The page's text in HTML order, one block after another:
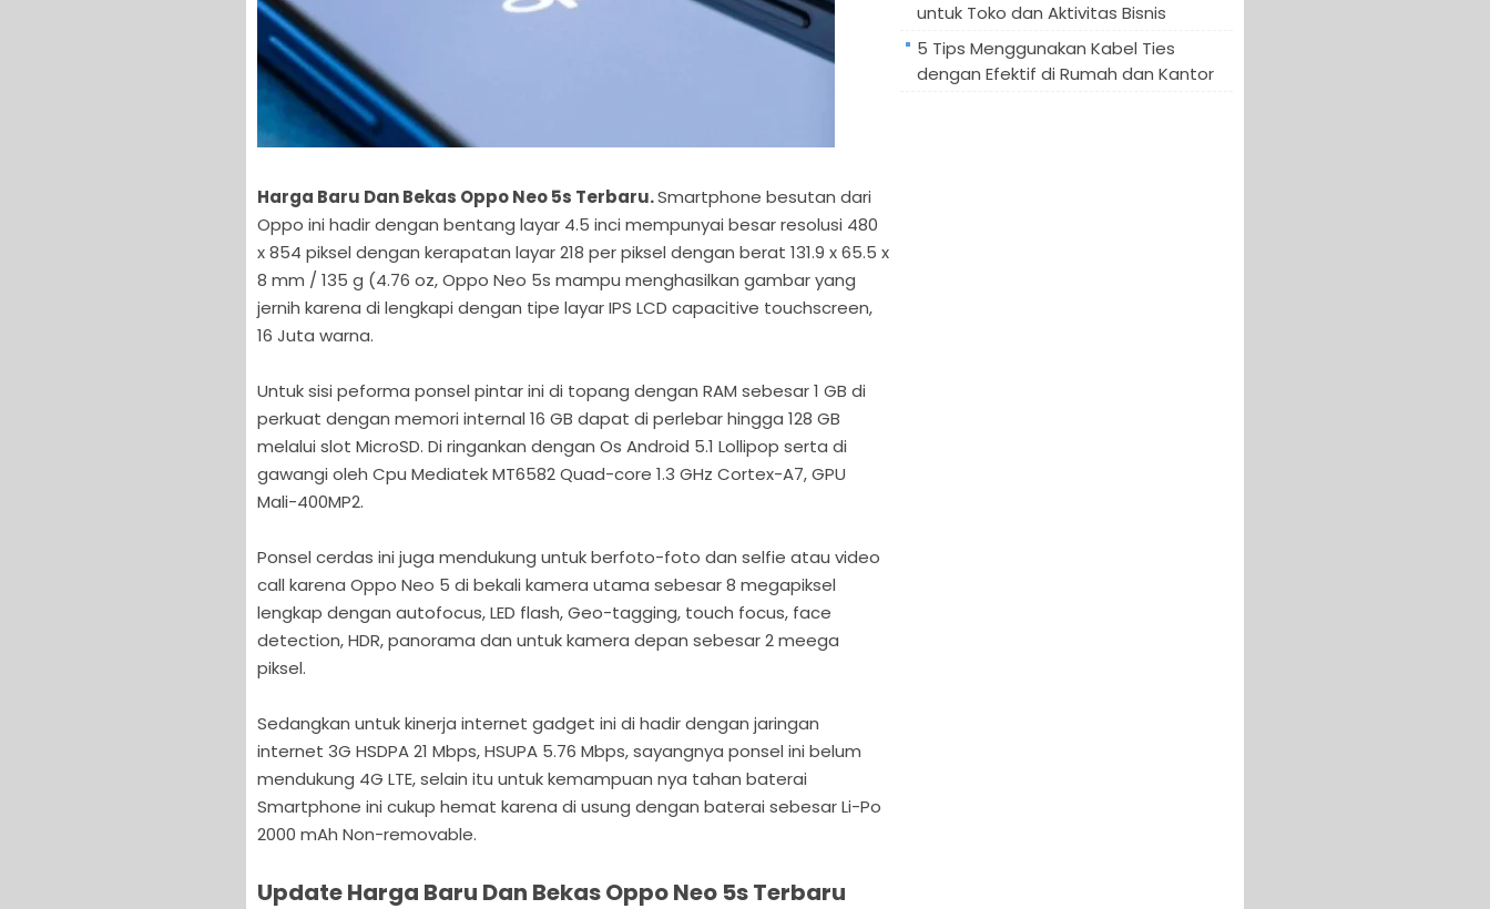
Harga Baru Dan Bekas Oppo Neo 5s Terbaru.Smartphone besutan dari
Oppo ini hadir dengan bentang layar 4.5 inci mempunyai besar resolusi 480
x 854 piksel dengan kerapatan layar 218 per piksel dengan berat 131.9 x 65.5 x
8 mm / 135 g (4.76 oz, Oppo Neo 5s mampu menghasilkan gambar yang
jernih karena di lengkapi dengan tipe layar IPS LCD capacitive touchscreen,
16 Juta warna.
Untuk sisi peforma ponsel pintar ini di topang dengan RAM sebesar 1 GB di
perkuat dengan memori internal 16 GB dapat di perlebar hingga 128 GB
melalui slot MicroSD. Di ringankan dengan Os Android 5.1 Lollipop serta di
gawangi oleh Cpu Mediatek MT6582 Quad-core 1.3 GHz Cortex-A7, GPU
Mali-400MP2.
Ponsel cerdas ini juga mendukung untuk berfoto-foto dan selfie atau video
call karena Oppo Neo 5 di bekali kamera utama sebesar 8 megapiksel
lengkap dengan autofocus, LED flash, Geo-tagging, touch focus, face
detection, HDR, panorama dan untuk kamera depan sebesar 2 meega
piksel.
Sedangkan untuk kinerja internet gadget ini di hadir dengan jaringan
internet 3G HSDPA 21 Mbps, HSUPA 5.76 Mbps, sayangnya ponsel ini belum
mendukung 4G LTE, selain itu untuk kemampuan nya tahan baterai
Smartphone ini cukup hemat karena di usung dengan baterai sebesar Li-Po
2000 mAh Non-removable.
Update Harga Baru Dan Bekas Oppo Neo 5s Terbaru
untuk Toko dan Aktivitas Bisnis
5 Tips Menggunakan Kabel Ties
dengan Efektif di Rumah dan Kantor